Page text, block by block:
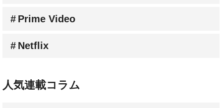
Prime Video
Netflix
人気連載コラム